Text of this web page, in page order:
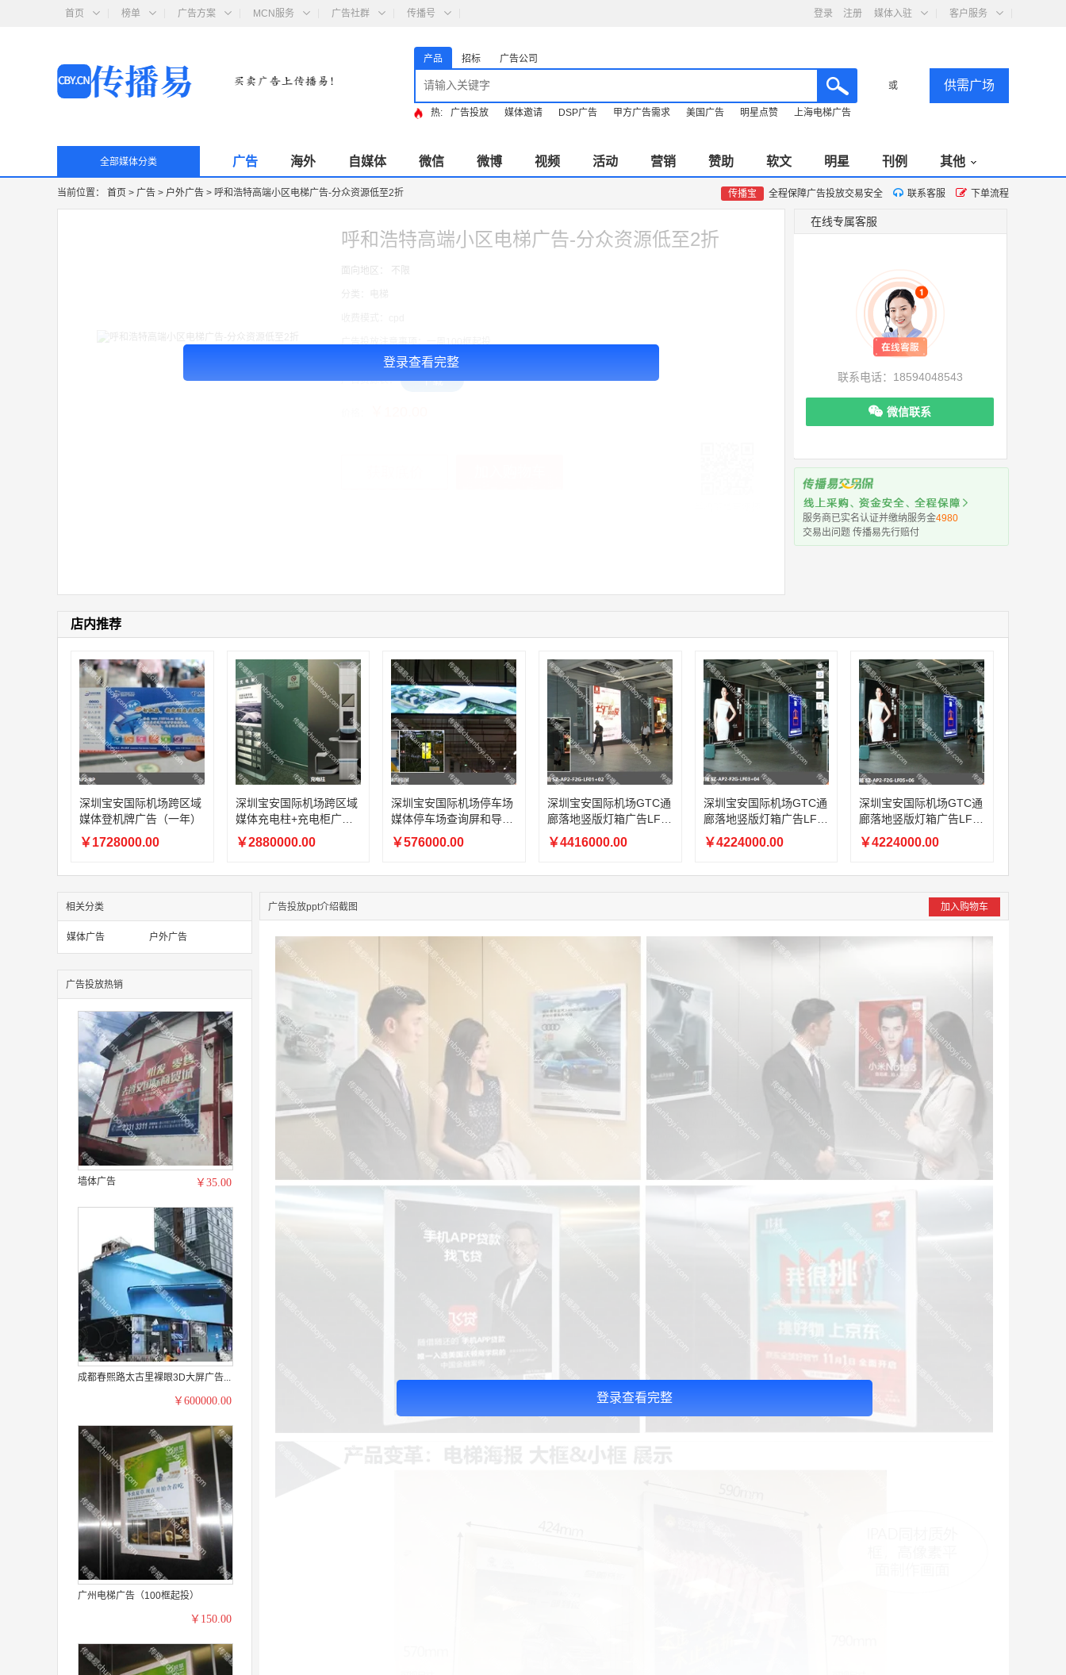
首页 榜单 广告方案 MCN服务 广告社群 传播号 登录 注册 媒体入驻 客户服务
产品 招标 广告公司
或 供需广场
热: 广告投放 媒体邀请 DSP广告 甲方广告需求 美国广告 明星点赞 上海电梯广告
全部媒体分类 广告 海外 自媒体 微信 微博 视频 活动 营销 赞助 软文 明星 刊例 其他
当前位置： 首页 > 广告 > 户外广告 > 呼和浩特高端小区电梯广告-分众资源低至2折 传播宝 全程保障广告投放交易安全 联系客服 下单流程
登录查看完整
呼和浩特高端小区电梯广告-分众资源低至2折
面向地区： 不限
广告投放注意事项：一周100框起投
广告资源表： 下载
11:44:28 130****3379 联系了该媒体所在商家
08:36:41 191****0991 联系了该媒体所在商家
05:24:34 186****8762 联系了该媒体所在商家
06:11:20 166****9198 联系了该媒体所在商家
05:17:23 182****1341 联系了该媒体所在商家
05:13:40 159****9700 联系了该媒体所在商家
08:52:47 155****6115
联系了该媒体所在商家
03:27:46 181****7631 联系了该媒体所在商家
03:18:49 173****0620 联系了该媒体所在商家
03:20:56 156****3374
联系了该媒体所在商家
在线专属客服
联系电话：18594048543
微信联系
服务商已实名认证并缴纳服务金4980
交易出问题 传播易先行赔付
店内推荐
深圳宝安国际机场跨区域
媒体登机牌广告（一年）
￥1728000.00
深圳宝安国际机场跨区域
媒体充电柱+充电柜广告
（一年）
￥2880000.00
深圳宝安国际机场停车场
媒体停车场查询屏和导引
屏广告（一年）
￥576000.00
深圳宝安国际机场GTC通
廊落地竖版灯箱广告LF0
1+02（一年）
￥4416000.00
深圳宝安国际机场GTC通
廊落地竖版灯箱广告LF0
3+04（一年）
￥4224000.00
深圳宝安国际机场GTC通
廊落地竖版灯箱广告LF0
5+06（一年）
￥4224000.00
相关分类
媒体广告 户外广告
广告投放热销
墙体广告 ￥35.00
成都春熙路太古里裸眼3D大屏广告...
￥600000.00
广州电梯广告（100框起投）
￥150.00
广告投放ppt介绍截图 加入购物车
登录查看完整